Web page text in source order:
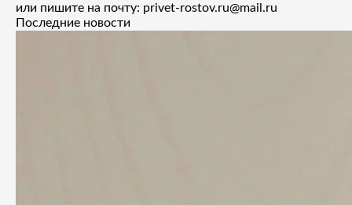
или пишите на почту: privet-rostov.ru@mail.ru
Последние новости